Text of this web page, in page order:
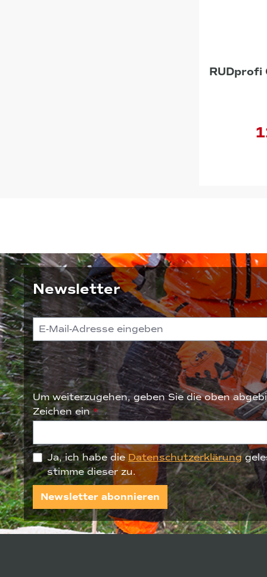
RUDprofi
Newsletter
Um weiterzugehen, geben Sie die oben
Zeichen ein*
Ja, ich habe dieDatenschutzerklärung
stimme dieser zu.
Newsletter abonnieren